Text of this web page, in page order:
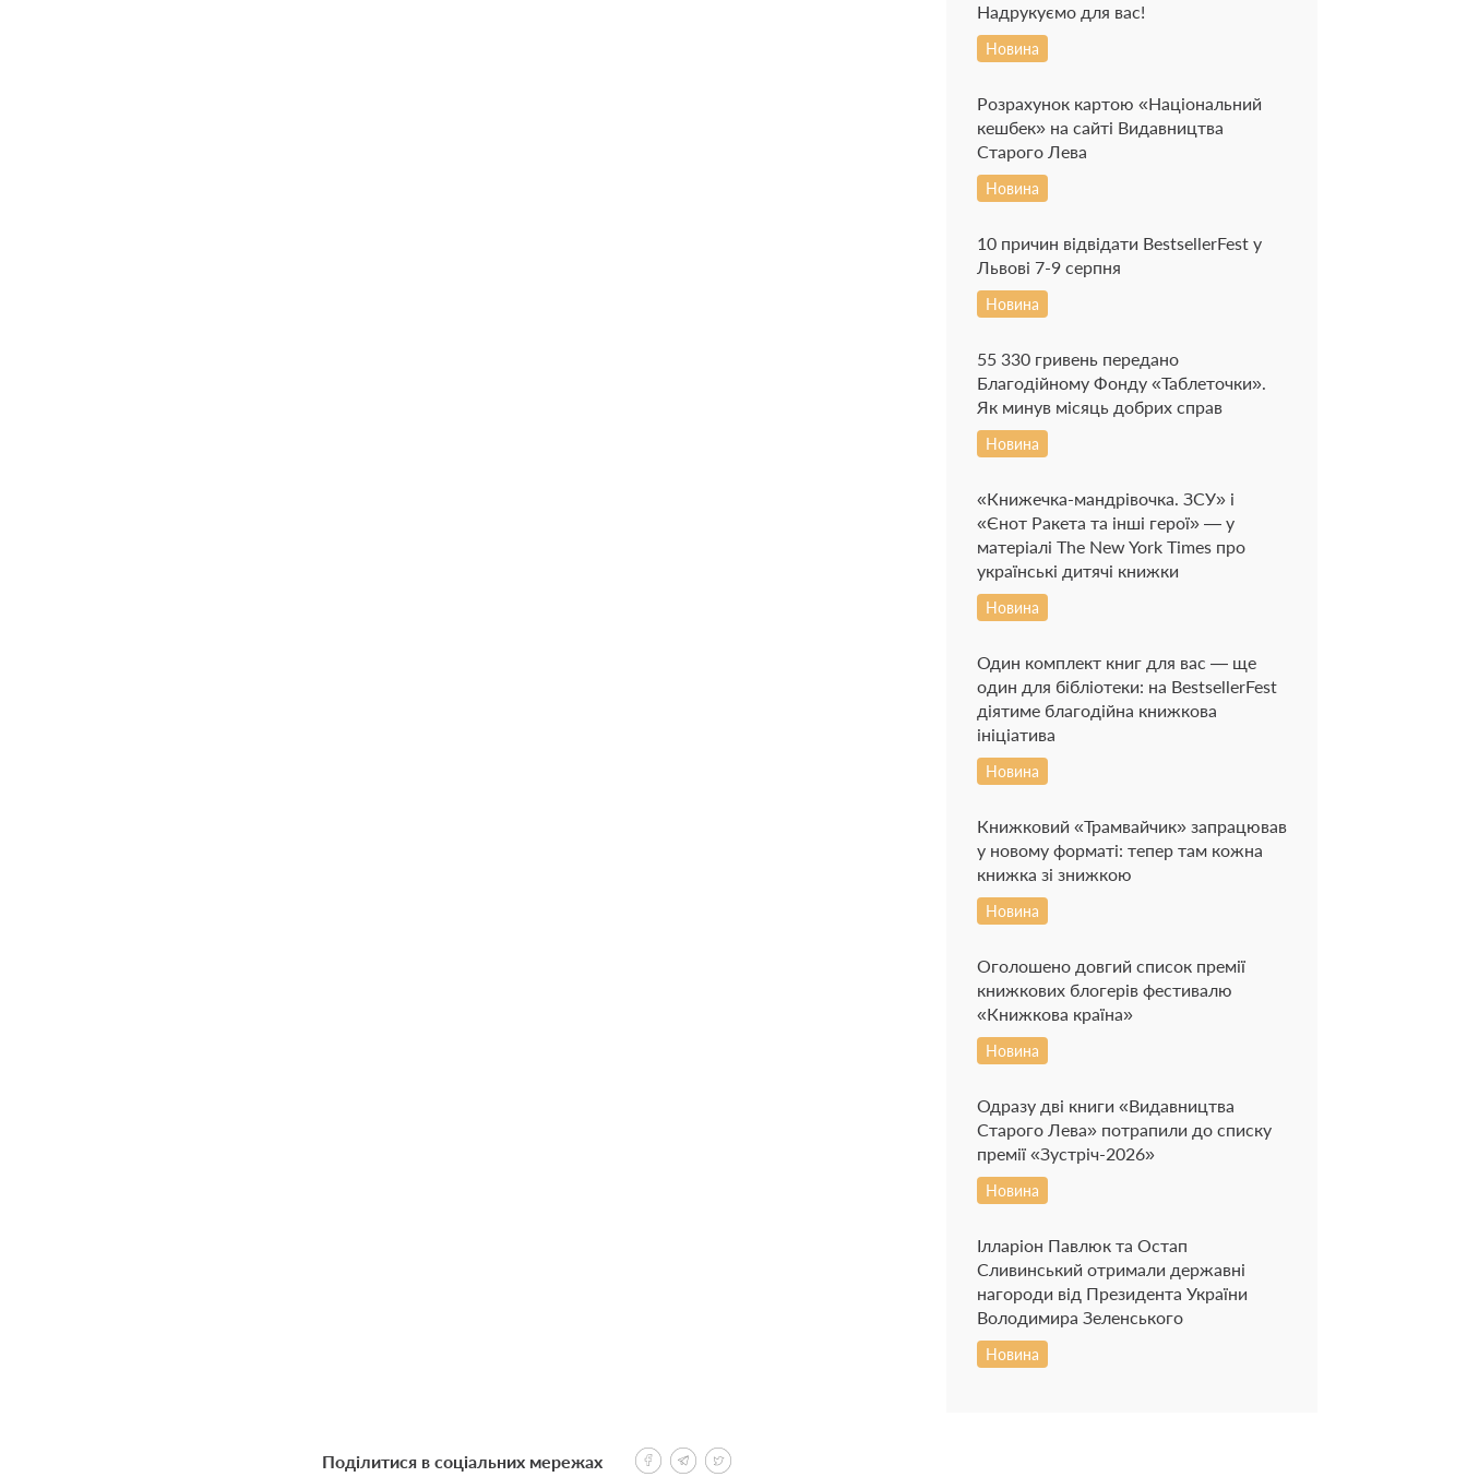
Надрукуємо для вас!
Новина
Розрахунок картою «Національний
кешбек» на сайті Видавництва
Старого Лева
Новина
10 причин відвідати BestsellerFest у
Львові 7-9 серпня
Новина
55 330 гривень передано
Благодійному Фонду «Таблеточки».
Як минув місяць добрих справ
Новина
«Книжечка-мандрівочка. ЗСУ» і
«Єнот Ракета та інші герої» — у
матеріалі The New York Times про
українські дитячі книжки
Новина
Один комплект книг для вас — ще
один для бібліотеки: на BestsellerFest
діятиме благодійна книжкова
ініціатива
Новина
Книжковий «Трамвайчик» запрацював
у новому форматі: тепер там кожна
книжка зі знижкою
Новина
Оголошено довгий список премії
книжкових блогерів фестивалю
«Книжкова країна»
Новина
Одразу дві книги «Видавництва
Старого Лева» потрапили до списку
премії «Зустріч-2026»
Новина
Ілларіон Павлюк та Остап
Сливинський отримали державні
нагороди від Президента України
Володимира Зеленського
Новина
Поділитися в соціальних мережах